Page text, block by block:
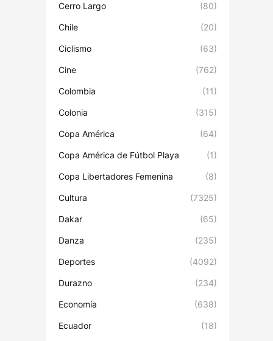
Cerro Largo (80)
Chile (20)
Ciclismo (63)
Cine (762)
Colombia (11)
Colonia (315)
Copa América (64)
Copa América de Fútbol Playa (1)
Copa Libertadores Femenina (8)
Cultura (7325)
Dakar (65)
Danza (235)
Deportes (4092)
Durazno (234)
Economía (638)
Ecuador (18)